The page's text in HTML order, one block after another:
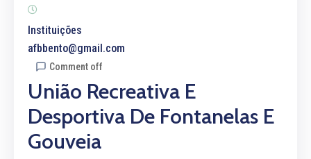
Instituições
afbbento@gmail.com
Comment off
União Recreativa E
Desportiva De Fontanelas E
Gouveia